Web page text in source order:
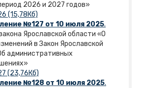
2026 и 2027 годов»
(15,78Кб)
№127 от 10 июля 2025.
Ярославской области «О
в Закон Ярославской
административных
(23,76Кб)
№128 от 10 июля 2025.